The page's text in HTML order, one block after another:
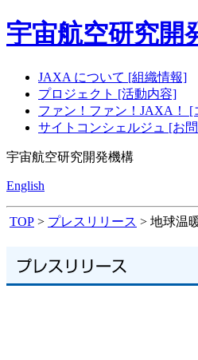
宇宙航空研究開
JAXA について [組織情報]
プロジェクト [活動内容]
ファン！ファン！JAXA！ [
サイトコンシェルジュ [お
宇宙航空研究開発機構
English
TOP > プレスリリース > 地球温